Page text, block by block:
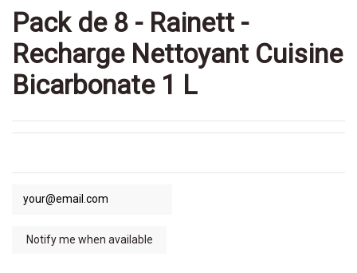
Pack de 8 - Rainett -
Recharge Nettoyant Cuisine
Bicarbonate 1 L